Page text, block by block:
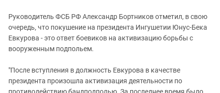
Руководитель ФСБ РФ Александр Бортников отметил, в свою
очередь, что покушение на президента Ингушетии Юнус-Бека
Евкурова - это ответ боевиков на активизацию борьбы с
вооруженным подпольем.
"После вступления в должность Евкурова в качестве
президента произошла активизация деятельности по